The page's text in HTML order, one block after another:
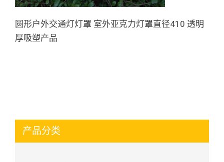
圆形户外交通灯灯罩 室外亚克力灯罩直径410 透明
厚吸塑产品
产品分类